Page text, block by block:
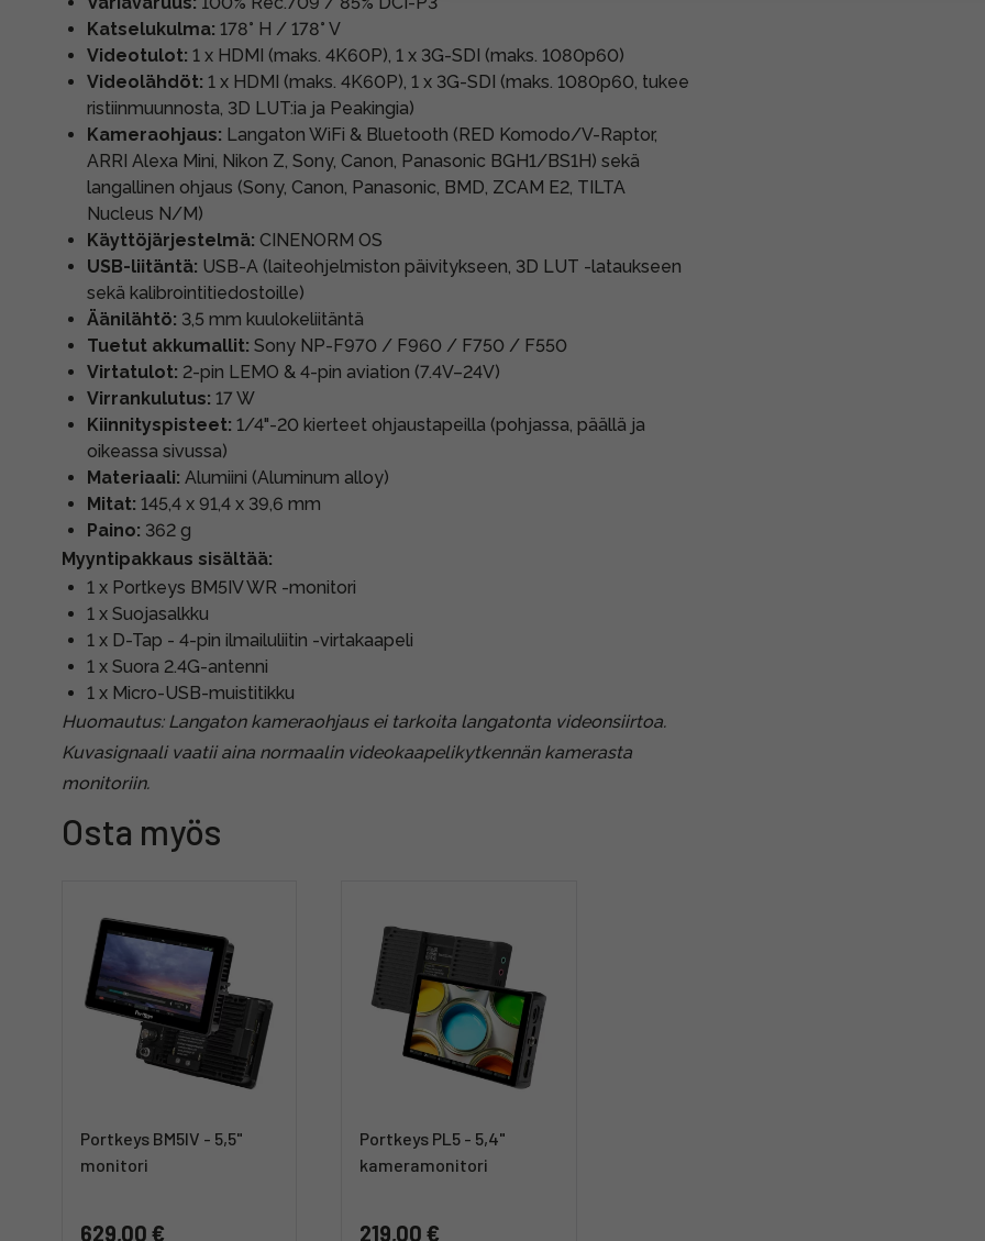
Katselukulma: 178° H / 178° V
Videotulot: 1 x HDMI (maks. 4K60P), 1 x 3G-SDI (maks. 1080p60)
Videolähdöt: 1 x HDMI (maks. 4K60P), 1 x 3G-SDI (maks. 1080p60, tukee
ristiinmuunnosta, 3D LUT:ia ja Peakingia)
Kameraohjaus: Langaton WiFi & Bluetooth (RED Komodo/V-Raptor,
ARRI Alexa Mini, Nikon Z, Sony, Canon, Panasonic BGH1/BS1H) sekä
langallinen ohjaus (Sony, Canon, Panasonic, BMD, ZCAM E2, TILTA
Nucleus N/M)
Käyttöjärjestelmä: CINENORM OS
USB-liitäntä: USB-A (laiteohjelmiston päivitykseen, 3D LUT -lataukseen
sekä kalibrointitiedostoille)
Äänilähtö: 3,5 mm kuulokeliitäntä
Tuetut akkumallit: Sony NP-F970 / F960 / F750 / F550
Virtatulot: 2-pin LEMO & 4-pin aviation (7.4V–24V)
Virrankulutus: 17 W
Kiinnityspisteet: 1/4"-20 kierteet ohjaustapeilla (pohjassa, päällä ja
oikeassa sivussa)
Materiaali: Alumiini (Aluminum alloy)
Mitat: 145,4 x 91,4 x 39,6 mm
Paino: 362 g
Myyntipakkaus sisältää:
1 x Portkeys BM5IV WR -monitori
1 x Suojasalkku
1 x D-Tap - 4-pin ilmailuliitin -virtakaapeli
1 x Suora 2.4G-antenni
1 x Micro-USB-muistitikku
Huomautus: Langaton kameraohjaus ei tarkoita langatonta videonsiirtoa.
Kuvasignaali vaatii aina normaalin videokaapelikytkennän kamerasta
monitoriin.
Osta myös
Portkeys BM5IV - 5,5"
monitori
629,00 €
Portkeys PL5 - 5,4"
kameramonitori
219,00 €